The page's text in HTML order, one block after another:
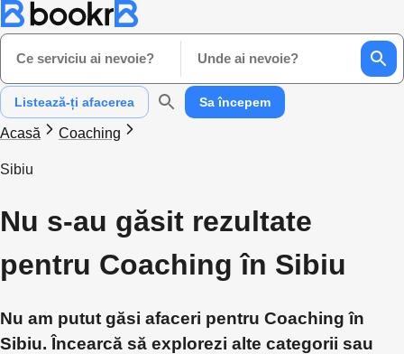
Ce serviciu ai nevoie? Unde ai nevoie?
Listează-ți afacerea Sa începem
Acasă Coaching
Sibiu
Nu s-au găsit rezultate
pentru Coaching în Sibiu
Nu am putut găsi afaceri pentru Coaching în
Sibiu. Încearcă să explorezi alte categorii sau